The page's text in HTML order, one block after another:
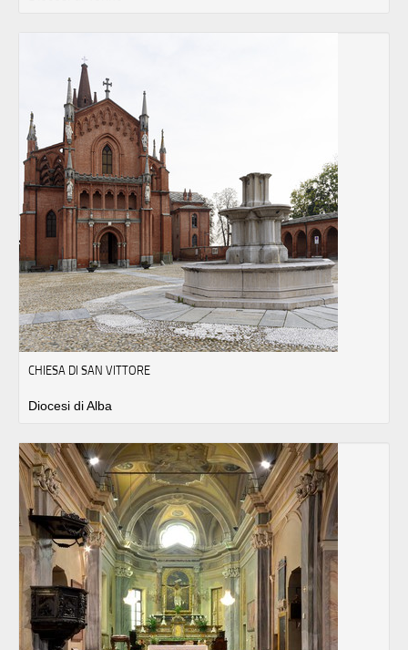
CHIESA DI SAN VITTORE
Diocesi di Alba